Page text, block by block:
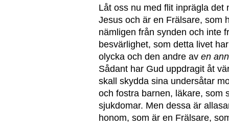
Låt oss nu med flit inprägla det
Jesus och är en Frälsare, som
nämligen från synden och inte
besvärlighet, som detta livet
olycka och den andre av en
Sådant har Gud uppdragit åt
skall skydda sina undersåtar
och fostra barnen, läkare, som
sjukdomar. Men dessa är
honom, som är en Frälsare,